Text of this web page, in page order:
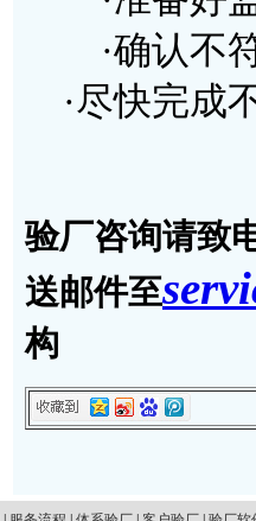
·确认不符
·尽快完成
验厂咨询请致
送邮件至
构